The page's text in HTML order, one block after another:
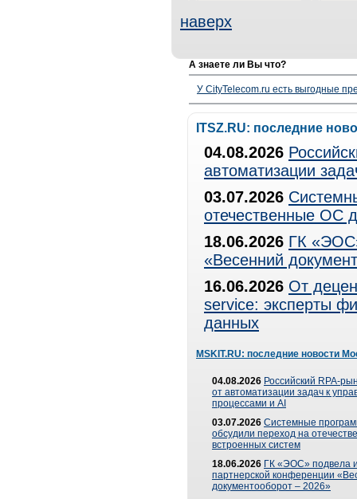
наверх
А знаете ли Вы что?
У CityTelecom.ru есть выгодные
ITSZ.RU: последние
04.08.2026
автоматизации
03.07.2026
отечественные ОС
18.06.2026 ГК
«Весенний
16.06.2026 От
service: эксперты
данных
MSKIT.RU: последние новости
04.08.2026 Российский RPA-
от автоматизации задач к
процессами и AI
03.07.2026 Системные
обсудили переход на
встроенных систем
18.06.2026 ГК «ЭОС» подвела
партнерской конференции
документооборот – 2026»